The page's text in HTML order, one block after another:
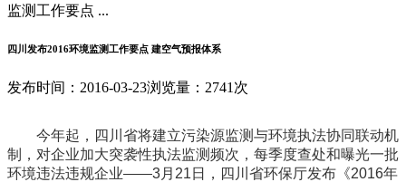
监测工作要点 ...
四川发布2016环境监测工作要点 建空气预报体系
发布时间：2016-03-23浏览量：2741次
今年起，四川省将建立污染源监测与环境执法协同联动机
制，对企业加大突袭性执法监测频次，每季度查处和曝光一批
环境违法违规企业——3月21日，四川省环保厅发布《2016年